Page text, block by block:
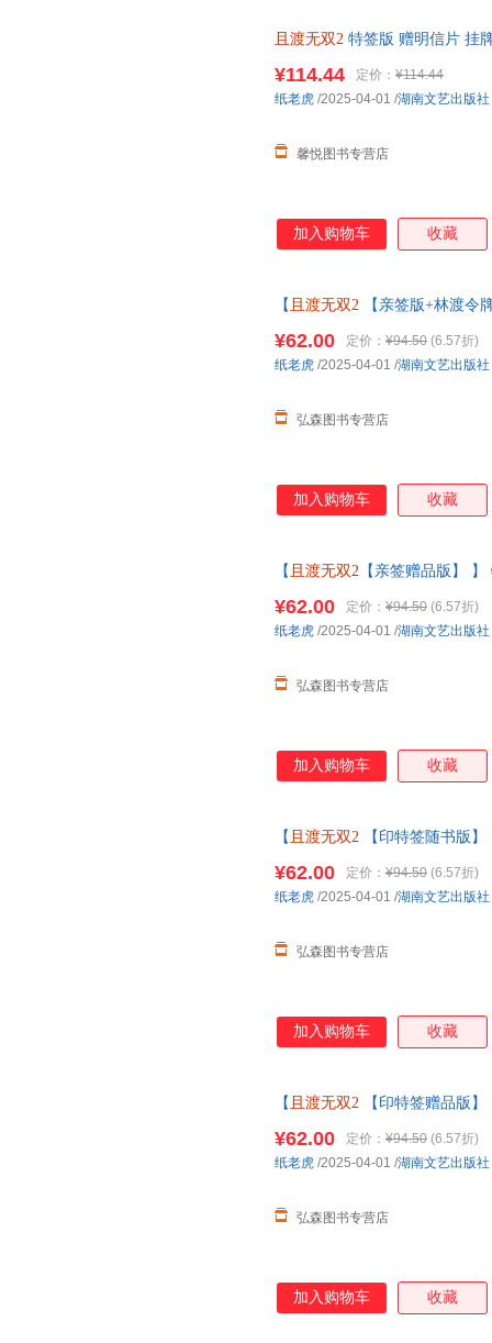
且渡无双2 特签版 赠明信片 挂
客服
¥114.44 定价： ¥114.44
馨悦图书专营店
纸老虎 /2025-04-01 /湖南文艺出版社
加入购物车 收藏
【 且渡无双2 【亲签版+林渡令
¥62.00 定价： ¥94.50 (6.57折)
弘森图书专营店
纸老虎 /2025-04-01 /湖南文艺出版社
加入购物车 收藏
【 且渡无双2 【亲签赠品版】
¥62.00 定价： ¥94.50 (6.57折)
弘森图书专营店
纸老虎 /2025-04-01 /湖南文艺出版社
加入购物车 收藏
【 且渡无双2 【印特签随书版
¥62.00 定价： ¥94.50 (6.57折)
弘森图书专营店
纸老虎 /2025-04-01 /湖南文艺出版社
加入购物车 收藏
【 且渡无双2 【印特签赠品版
¥62.00 定价： ¥94.50 (6.57折)
弘森图书专营店
纸老虎 /2025-04-01 /湖南文艺出版社
加入购物车 收藏